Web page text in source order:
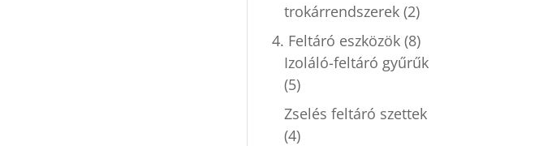
trokárrendszerek (2)
4. Feltáró eszközök (8)
Izoláló-feltáró gyűrűk
(5)
Zselés feltáró szettek
(4)